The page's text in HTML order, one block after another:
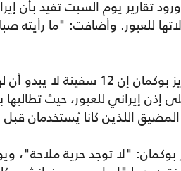
للعبور. وأضافت: "ما رأيته
وقالت ويز بوكمان إن
إذن إيراني للعبور، حيث
اللذين كانا يُستخدمان قبل الحرب
بوكمان: "لا توجد حرية ملاحة"،